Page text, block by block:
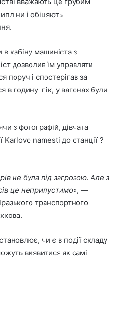
і обіцяють
в кабіну машиніста з
дозволив їм управляти
поруч і спостерігав за
в годину-пік, у вагонах були
з фотографій, дівчата
Karlovo namesti до станції ?
не була під загрозою. Але з
це неприпустимо», —
транспортного
чи є в події складу
виявитися як самі